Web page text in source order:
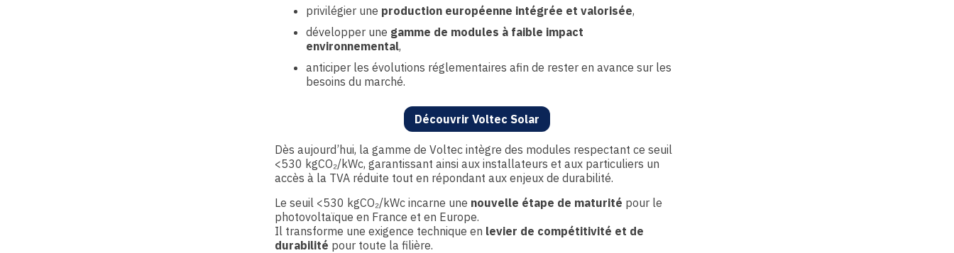
privilégier une production européenne intégrée et valorisée,
développer une gamme de modules à faible impact
environnemental,
anticiper les évolutions réglementaires afin de rester en avance sur les
besoins du marché.
Découvrir Voltec Solar
Dès aujourd’hui, la gamme de Voltec intègre des modules respectant ce seuil
<530 kgCO₂/kWc, garantissant ainsi aux installateurs et aux particuliers un
accès à la TVA réduite tout en répondant aux enjeux de durabilité.
Le seuil <530 kgCO₂/kWc incarne une nouvelle étape de maturité pour le
photovoltaïque en France et en Europe.
Il transforme une exigence technique en levier de compétitivité et de
durabilité pour toute la filière.